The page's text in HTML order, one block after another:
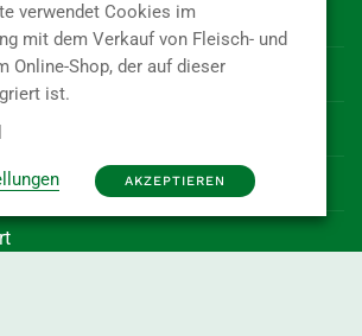
der Ware)
Kiste oder Karton
des Artikels
in Tagen bei Lieferung der Ware
verwendet Cookies im
mit dem Verkauf von Fleisch- und
Online-Shop, der auf dieser
ist.
AKZEPTIEREN